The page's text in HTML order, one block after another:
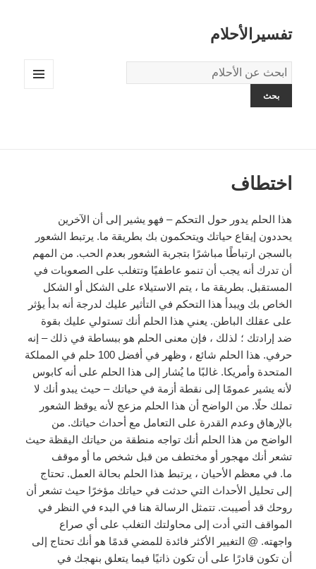
تفسيرالأحلام
قاموس
الاحلام:
اختطاف
هذا الحلم يدور حول التحكم – فهو يشير إلى أن الآخرين
يحددون إيقاع حياتك ويتحكمون بك بطريقة ما. يرتبط الشعور
بالسجن ارتباطًا مباشرًا بتجربة الشعور بعدم الحب. من المهم
أن تدرك أنه يجب أن تنمو عاطفيًا وتتغلب على الصعوبات في
المستقبل. بطريقة ما ، يتم الاستيلاء على الشكل أو الشكل
الخاص بك ويبدأ هذا التحكم في التأثير عليك لدرجة أنه بدأ يؤثر
على عقلك الباطن. يعني هذا الحلم أنك تستولي عليك بقوة
ضد إرادتك ؛ لذلك ، فإن معنى الحلم هو ببساطة في ذلك – إنه
حرفي. هذا الحلم شائع ، وظهر في أفضل 100 حلم في المملكة
المتحدة وأمريكا. غالبًا ما يُشار إلى هذا الحلم على أنه كابوس
لأنه يشير عمومًا إلى نقطة أزمة في حياتك – حيث يبدو أنك لا
تملك حلًا. من الواضح أن هذا الحلم مزعج لأنه يوقظ الشعور
بالإرهاق وعدم القدرة على التعامل مع أحداث حياتك. من
الواضح من هذا الحلم أنك تواجه منطقة من حياتك اليقظة حيث
تشعر أنك مهجور أو مختطف من قبل شخص ما أو موقف
ما. في معظم الأحيان ، يرتبط هذا الحلم بحالة العمل. تحتاج
إلى تحليل الأحداث التي حدثت في حياتك مؤخرًا حيث تشعر أن
روحك قد أصيبت. تتمثل الرسالة هنا في البدء في النظر في
المواقف التي أدت إلى محاولتك التغلب على أي صراع
واجهته. @ التغيير الأكثر فائدة للمضي قدمًا هو أنك تحتاج إلى
أن تكون قادرًا على أن تكون ذاتيًا فيما يتعلق بنهجك في